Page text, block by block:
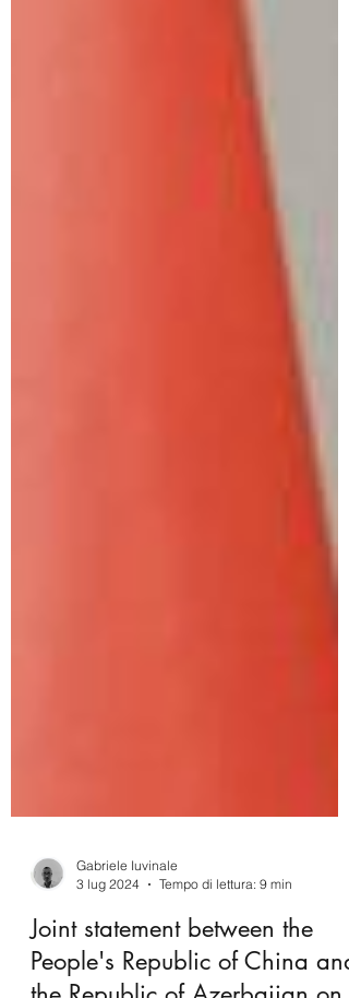
Gabriele Iuvinale
3 lug 2024
Tempo di lettura: 9 min